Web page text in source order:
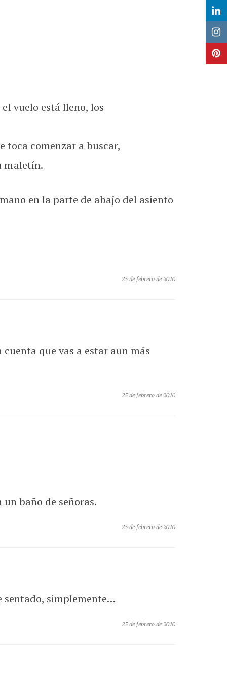
vuelo está lleno, los
toca comenzar a buscar,
maletín.
en la parte de abajo del asiento
25 de febrero de 2010
que vas a estar aun más
25 de febrero de 2010
baño de señoras.
25 de febrero de 2010
sentado, simplemente…
25 de febrero de 2010